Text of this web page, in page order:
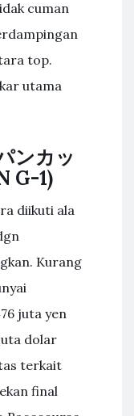
cuman
top.
utama
ンカッ
G-1)
diikuti ala
Kurang
juta yen
dolar
terkait
final